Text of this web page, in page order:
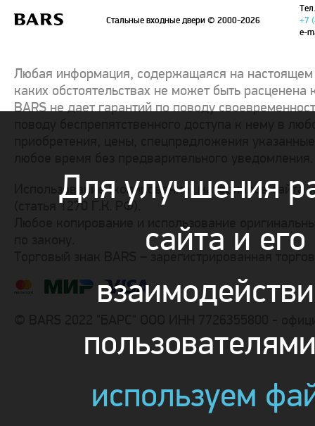
Стальные входные двери© 2000-2026
+7
e-
Любая информация, содержащаяся на настоящем
каких обстоятельствах не может быть
BARS не дает гарантий по поводу
Использование (копирование) материалов сайта
(статья 1270 Г.К. РФ).
Любое копирование и использование
Для улучшения
сайта и его
используем